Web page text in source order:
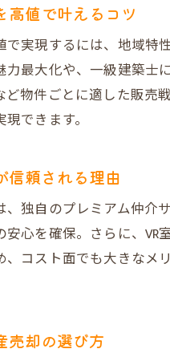
オリジ
一級建
直接買
不動産
建物調
購入希
だん
高値で叶えるコツ
実現するには、地域
最大化や、一級建築
物件ごとに適した販
できます。
信頼される理由
独自のプレミアム仲介
心を確保。さらに、
コスト面でも大きな
売却の選び方